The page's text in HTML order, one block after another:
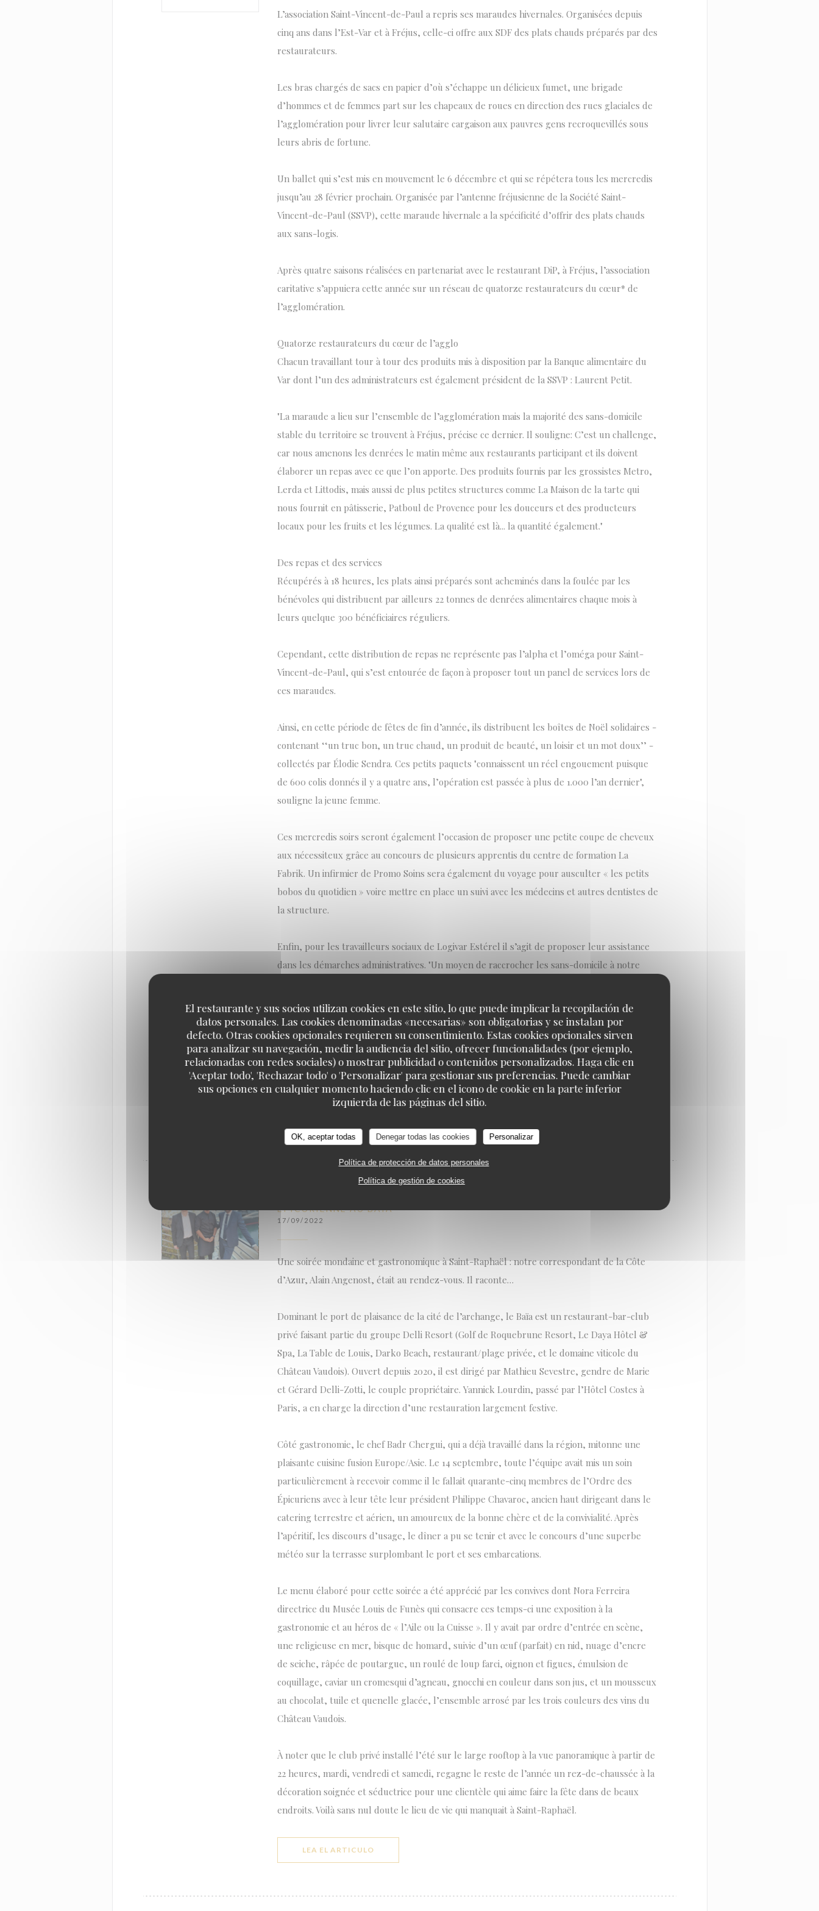
El restaurante y sus socios utilizan cookies en este sitio, lo que puede implicar la recopilación de
datos personales. Las cookies denominadas «necesarias» son obligatorias y se instalan por
defecto. Otras cookies opcionales requieren su consentimiento. Estas cookies opcionales sirven
para analizar su navegación, medir la audiencia del sitio, ofrecer funcionalidades (por ejemplo,
relacionadas con redes sociales) o mostrar publicidad o contenidos personalizados. Haga clic en
'Aceptar todo', 'Rechazar todo' o 'Personalizar' para gestionar sus preferencias. Puede cambiar
sus opciones en cualquier momento haciendo clic en el icono de cookie en la parte inferior
izquierda de las páginas del sitio.
OK, aceptar todas Denegar todas las cookies Personalizar
Política de protección de datos personales
Política de gestión de cookies
L’association Saint-Vincent-de-Paul a repris ses maraudes hivernales. Organisées depuis
cinq ans dans l’Est-Var et à Fréjus, celle-ci offre aux SDF des plats chauds préparés par des
restaurateurs.
Les bras chargés de sacs en papier d’où s’échappe un délicieux fumet, une brigade
d’hommes et de femmes part sur les chapeaux de roues en direction des rues glaciales de
l’agglomération pour livrer leur salutaire cargaison aux pauvres gens recroquevillés sous
leurs abris de fortune.
Un ballet qui s’est mis en mouvement le 6 décembre et qui se répétera tous les mercredis
jusqu’au 28 février prochain. Organisée par l’antenne fréjusienne de la Société Saint-
Vincent-de-Paul (SSVP), cette maraude hivernale a la spécificité d’offrir des plats chauds
aux sans-logis.
Après quatre saisons réalisées en partenariat avec le restaurant DiP, à Fréjus, l’association
caritative s’appuiera cette année sur un réseau de quatorze restaurateurs du cœur* de
l’agglomération.
Quatorze restaurateurs du cœur de l’agglo
Chacun travaillant tour à tour des produits mis à disposition par la Banque alimentaire du
Var dont l’un des administrateurs est également président de la SSVP : Laurent Petit.
"La maraude a lieu sur l’ensemble de l’agglomération mais la majorité des sans-domicile
stable du territoire se trouvent à Fréjus, précise ce dernier. Il souligne: C’est un challenge,
car nous amenons les denrées le matin même aux restaurants participant et ils doivent
élaborer un repas avec ce que l’on apporte. Des produits fournis par les grossistes Metro,
Lerda et Littodis, mais aussi de plus petites structures comme La Maison de la tarte qui
nous fournit en pâtisserie, Patboul de Provence pour les douceurs et des producteurs
locaux pour les fruits et les légumes. La qualité est là... la quantité également."
Des repas et des services
Récupérés à 18 heures, les plats ainsi préparés sont acheminés dans la foulée par les
bénévoles qui distribuent par ailleurs 22 tonnes de denrées alimentaires chaque mois à
leurs quelque 300 bénéficiaires réguliers.
Cependant, cette distribution de repas ne représente pas l’alpha et l’oméga pour Saint-
Vincent-de-Paul, qui s’est entourée de façon à proposer tout un panel de services lors de
ces maraudes.
Ainsi, en cette période de fêtes de fin d’année, ils distribuent les boîtes de Noël solidaires -
contenant ‘‘un truc bon, un truc chaud, un produit de beauté, un loisir et un mot doux’’ -
collectés par Élodie Sendra. Ces petits paquets "connaissent un réel engouement puisque
de 600 colis donnés il y a quatre ans, l’opération est passée à plus de 1.000 l’an dernier",
souligne la jeune femme.
Ces mercredis soirs seront également l’occasion de proposer une petite coupe de cheveux
aux nécessiteux grâce au concours de plusieurs apprentis du centre de formation La
Fabrik. Un infirmier de Promo Soins sera également du voyage pour ausculter « les petits
bobos du quotidien » voire mettre en place un suivi avec les médecins et autres dentistes de
la structure.
Enfin, pour les travailleurs sociaux de Logivar Estérel il s’agit de proposer leur assistance
dans les démarches administratives. "Un moyen de raccrocher les sans-domicile à notre
que beaucoup ne perçoivent pas", révèle la cheffe du service social Karen Dupuy.
*Faubourg de Saïgon, Les ‘‘Roux’’cettes, Le Sursis, Le Grand café de l’Estérel, Le Public
house, Afrique Azur, Old school, Le 1971, L’Escurial, Le Kosy, La Canne à sucre, Le bercail,
le Baïa et Kabana café.
ÉPICURIENNE AU BAIA
17/09/2022
Une soirée mondaine et gastronomique à Saint-Raphaël : notre correspondant de la Côte
d’Azur, Alain Angenost, était au rendez-vous. Il raconte…
Dominant le port de plaisance de la cité de l’archange, le Baïa est un restaurant-bar-club
privé faisant partie du groupe Delli Resort (Golf de Roquebrune Resort, Le Daya Hôtel &
Spa, La Table de Louis, Darko Beach, restaurant/plage privée, et le domaine viticole du
Château Vaudois). Ouvert depuis 2020, il est dirigé par Mathieu Sevestre, gendre de Marie
et Gérard Delli-Zotti, le couple propriétaire. Yannick Lourdin, passé par l’Hôtel Costes à
Paris, a en charge la direction d’une restauration largement festive.
Côté gastronomie, le chef Badr Chergui, qui a déjà travaillé dans la région, mitonne une
plaisante cuisine fusion Europe/Asie. Le 14 septembre, toute l’équipe avait mis un soin
particulièrement à recevoir comme il le fallait quarante-cinq membres de l’Ordre des
Épicuriens avec à leur tête leur président Philippe Chavaroc, ancien haut dirigeant dans le
catering terrestre et aérien, un amoureux de la bonne chère et de la convivialité. Après
l’apéritif, les discours d’usage, le dîner a pu se tenir et avec le concours d’une superbe
météo sur la terrasse surplombant le port et ses embarcations.
Le menu élaboré pour cette soirée a été apprécié par les convives dont Nora Ferreira
directrice du Musée Louis de Funès qui consacre ces temps-ci une exposition à la
gastronomie et au héros de « l’Aile ou la Cuisse ». Il y avait par ordre d’entrée en scène,
une religieuse en mer, bisque de homard, suivie d’un œuf (parfait) en nid, nuage d’encre
de seiche, râpée de poutargue, un roulé de loup farci, oignon et figues, émulsion de
coquillage, caviar un cromesqui d’agneau, gnocchi en couleur dans son jus, et un mousseux
au chocolat, tuile et quenelle glacée, l’ensemble arrosé par les trois couleurs des vins du
Château Vaudois.
À noter que le club privé installé l’été sur le large rooftop à la vue panoramique à partir de
22 heures, mardi, vendredi et samedi, regagne le reste de l’année un rez-de-chaussée à la
décoration soignée et séductrice pour une clientèle qui aime faire la fête dans de beaux
endroits. Voilà sans nul doute le lieu de vie qui manquait à Saint-Raphaël.
LEA EL ARTICULO((ABRE EN UNA NUEVA VENTANA))
LE BAIA